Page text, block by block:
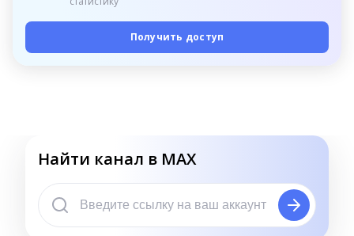
Получить доступ
Найти канал в MAX